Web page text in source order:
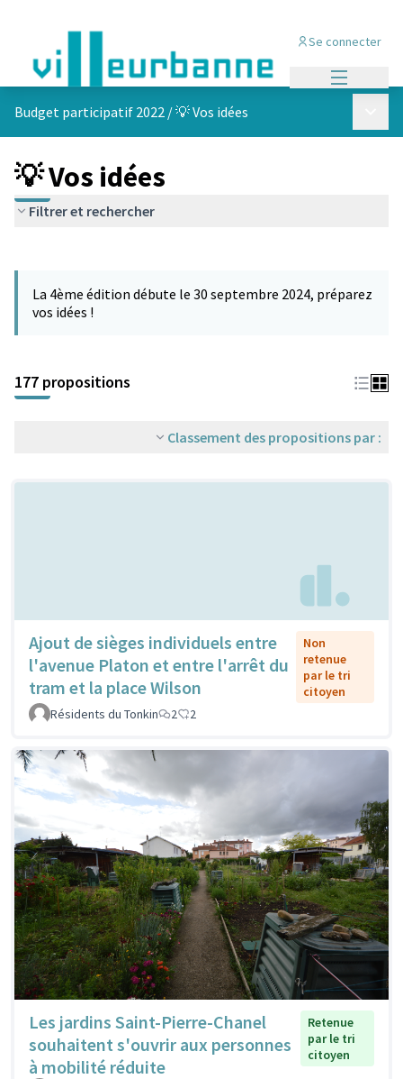
Se connecter
Budget participatif 2022 /💡 Vos idées
💡 Vos idées
Filtrer et rechercher
−
La 4ème édition débute le 30 septembre 2024, préparez
vos idées !
177 propositions
Classement des propositions par :
Ajout de sièges individuels entre
l'avenue Platon et entre l'arrêt du
tram et la place Wilson
Non
retenue
par le tri
citoyen
Résidents du Tonkin
2 2
Les jardins Saint-Pierre-Chanel
souhaitent s'ouvrir aux personnes
à mobilité réduite
Retenue
par le tri
citoyen